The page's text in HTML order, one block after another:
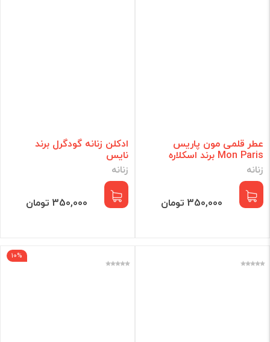
عطر قلمی مون پاریس
Mon Paris برند اسکلاره
زنانه
350,000 تومان
ادکلن زنانه گودگرل برند
نایس
زنانه
350,000 تومان
10%